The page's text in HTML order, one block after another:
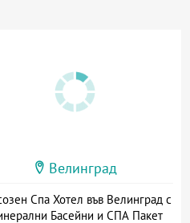
Велинград
Спа Хотел във Велинград с
Басейни и СПА Пакет